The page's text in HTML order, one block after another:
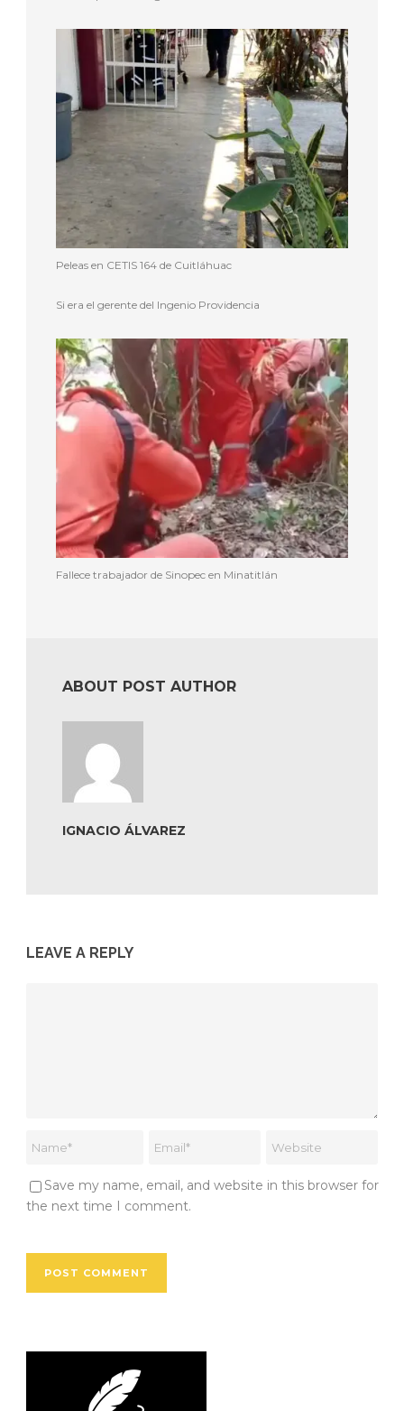
Peleas en CETIS 164 de Cuitláhuac
Si era el gerente del Ingenio Providencia
Fallece trabajador de Sinopec en Minatitlán
ABOUT POST AUTHOR
IGNACIO ÁLVAREZ
LEAVE A REPLY
Save my name, email, and website in this browser for
the next time I comment.